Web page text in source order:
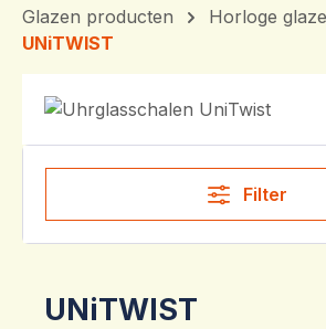
Glazen producten
Horloge
UNiTWIST
Filter
UNiTWIST